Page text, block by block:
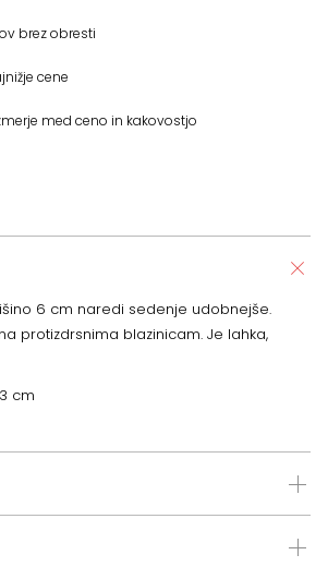
brez obresti
cene
med ceno in kakovostjo
6 cm naredi sedenje udobnejše.
protizdrsnima blazinicam. Je lahka,
cm